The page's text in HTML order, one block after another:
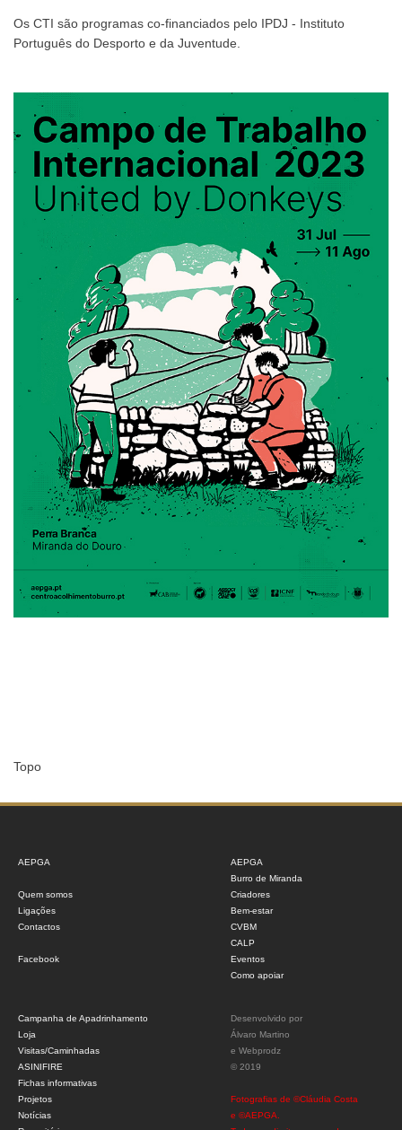
Os CTI são programas co-financiados pelo IPDJ - Instituto
Português do Desporto e da Juventude.
Topo
AEPGA
Quem somos
Ligações
Contactos
Facebook
AEPGA
Burro de Miranda
Criadores
Bem-estar
CVBM
CALP
Eventos
Como apoiar
Campanha de Apadrinhamento
Loja
Visitas/Caminhadas
ASINIFIRE
Fichas informativas
Projetos
Notícias
Desenvolvido por
Álvaro Martino
e Webprodz
© 2019
Fotografias de ©Cláudia Costa
e ©AEPGA.